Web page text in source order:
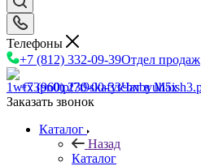
Телефоны
+7 (812) 332-09-39Отдел продаж
+7 (960) 230-00-33Чат в Max
Заказать звонок
Каталог
Назад
Каталог